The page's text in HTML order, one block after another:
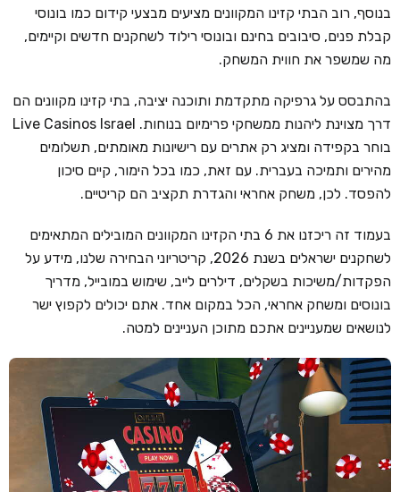
בנוסף, רוב הבתי קזינו המקוונים מציעים מבצעי קידום כמו בונוסי
קבלת פנים, סיבובים בחינם ובונוסי רילוד לשחקנים חדשים וקיימים,
מה שמשפר את חווית המשחק.
בהתבסס על גרפיקה מתקדמת ותוכנה יציבה, בתי קזינו מקוונים הם
דרך מצוינת ליהנות ממשחקי פרימיום בנוחות. Live Casinos Israel
בוחר בקפידה ומציג רק אתרים עם רישיונות מאומתים, תשלומים
מהירים ותמיכה בעברית. עם זאת, כמו בכל הימור, קיים סיכון
להפסד. לכן, משחק אחראי והגדרת תקציב הם קריטיים.
בעמוד זה ריכזנו את 6 בתי הקזינו המקוונים המובילים המתאימים
לשחקנים ישראלים בשנת 2026, קריטריוני הבחירה שלנו, מידע על
הפקדות/משיכות בשקלים, דילרים לייב, שימוש במובייל, מדריך
בונוסים ומשחק אחראי, הכל במקום אחד. אתם יכולים לקפוץ ישר
לנושאים שמעניינים אתכם מתוכן העניינים למטה.